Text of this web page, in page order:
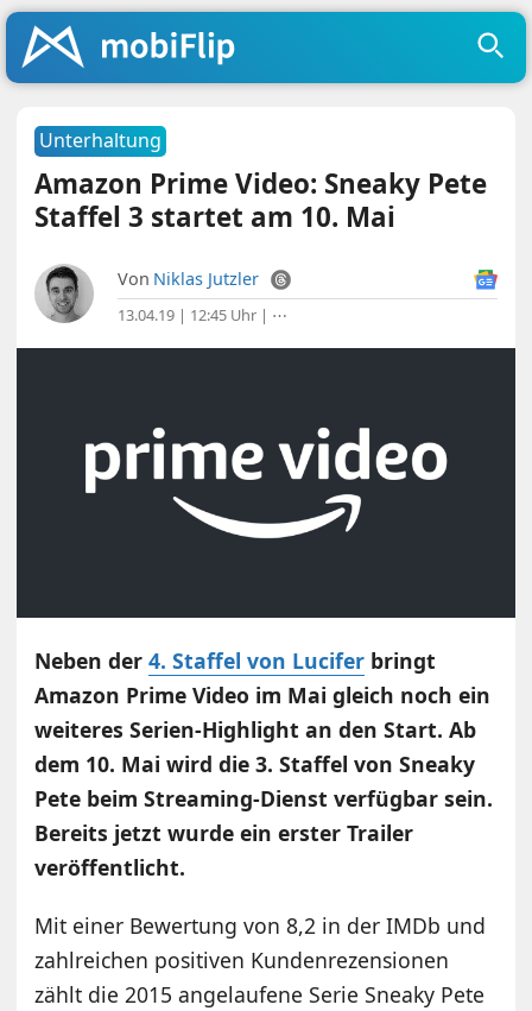
Unterhaltung
Amazon Prime Video: Sneaky Pete
Staffel 3 startet am 10. Mai
Von Niklas Jutzler
13.04.19 | 12:45 Uhr | ⋯
Neben der4. Staffel von Lucifer bringt
Amazon Prime Video im Mai gleich noch ein
weiteres Serien-Highlight an den Start. Ab
dem 10. Mai wird die 3. Staffel von Sneaky
Pete beim Streaming-Dienst verfügbar sein.
Bereits jetzt wurde ein erster Trailer
veröffentlicht.
Mit einer Bewertung von 8,2 in der IMDb und
zahlreichen positiven Kundenrezensionen
zählt die 2015 angelaufene Serie Sneaky Pete